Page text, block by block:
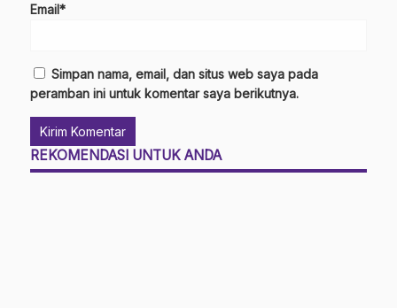
Email*
Simpan nama, email, dan situs web saya pada
peramban ini untuk komentar saya berikutnya.
REKOMENDASI UNTUK ANDA